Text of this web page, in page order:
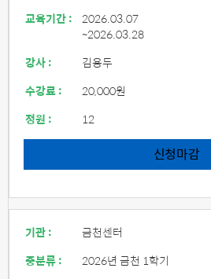
교육기간 : 2026.03.07
~2026.03.28
강사 :
김용두
수강료 :
20,000원
정원 :
12
신청마감
기관 :
금천센터
중분류 :
2026년 금천 1학기